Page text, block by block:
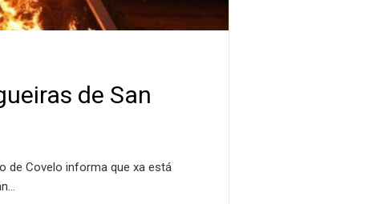
de San
de Covelo informa que xa está